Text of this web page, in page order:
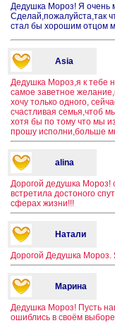
Дедушка Мороз! Я очень
Сделай,пожалуйста,так
стал бы хорошим
Asia
Дедушка Мороз,я к тебе
самое заветное
хочу только одного,
счастливая семья,чтоб
хотя бы по тому что мы
прошу исполни,больше
alina
Дорогой дедушка Мороз!
встретила достоного
сферах жизни!!!
Натали
Дорогой Дедушка Мороз.
Марина
Дедушка Мороз! Пусть
ошиблись в своём